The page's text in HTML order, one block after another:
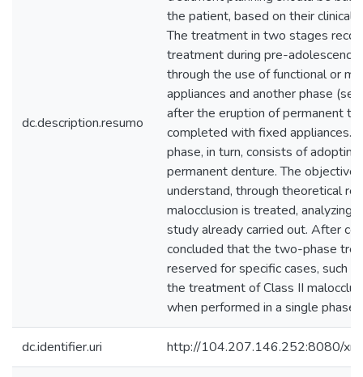
dc.description.resumo
the patient, based on their clinical
The treatment in two stages
treatment during pre-
through the use of functional or
appliances and another phase
after the eruption of permanent
completed with fixed appliances.
phase, in turn, consists of
permanent denture. The
understand, through theoretical
malocclusion is treated, analyzing
study already carried out. After
concluded that the two-phase
reserved for specific cases, such
the treatment of Class II
when performed in a single phase.
dc.identifier.uri http://104.207.146.252:8080/